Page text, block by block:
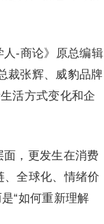
人-商论》原总编辑
裁张辉、威豹品牌
活方式变化和企
，更发生在消费
全球化、情绪价
“如何重新理解